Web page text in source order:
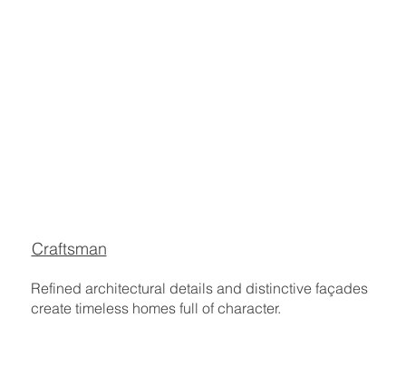
Refined architectural details and distinctive façades
create timeless homes full of character.
Craftsman